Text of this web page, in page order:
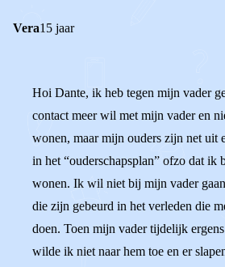
Vera15 jaar
Hoi Dante, ik heb tegen mijn vader
contact meer wil met mijn vader en
wonen, maar mijn ouders zijn net uit
in het “ouderschapsplan” ofzo dat ik
wonen. Ik wil niet bij mijn vader
die zijn gebeurd in het verleden die
doen. Toen mijn vader tijdelijk
wilde ik niet naar hem toe en er